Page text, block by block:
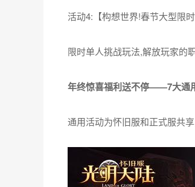
神的祝福。
活动2:【机不可失!小神牛储金
勇士们可将获得的金银元宝存
后"小神牛开奖"的额外福利!